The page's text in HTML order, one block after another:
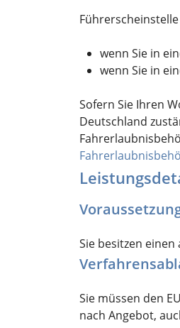
wenn Sie in
wenn Sie in
Sofern Sie Ihren
Deutschland
Sie besitzen
Sie müssen den
nach Angebot,